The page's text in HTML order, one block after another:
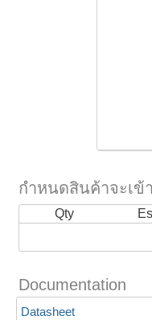
กำหนดสินค้าจะเข้
Qty
Documentation
Datasheet